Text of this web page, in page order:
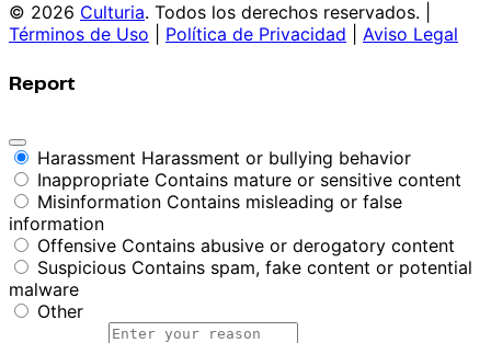
© 2026 Culturia. Todos los derechos reservados. |
Términos de Uso
Política de Privacidad Aviso Legal
Report
Harassment Harassment or bullying behavior
Inappropriate Contains mature or sensitive content
Misinformation Contains misleading or false
information
Offensive Contains abusive or derogatory content
Suspicious Contains spam, fake content or potential
malware
Other